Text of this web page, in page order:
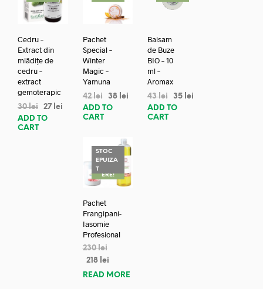
Cedru –
Extract din
mlădițe de
cedru –
extract
gemoterapic
30lei 27 lei
ADD TO
CART
Pachet
Special –
Winter
Magic –
Yamuna
42lei 38 lei
ADD TO
CART
Balsam
de Buze
BIO – 10
ml –
Aromax
43lei 35 lei
ADD TO
CART
STOC
EPUIZA
TREDUC
ERE!
Pachet
Frangipani-
Iasomie
Profesional
230lei
218 lei
READ MORE